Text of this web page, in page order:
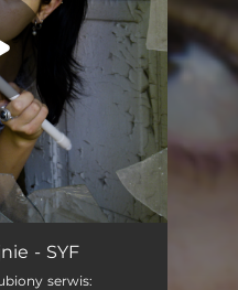
- SYF
serwis: